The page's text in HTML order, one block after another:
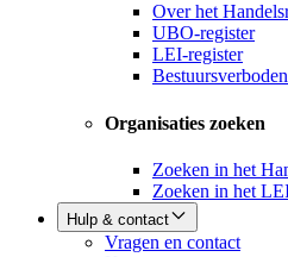
Over het
UBO-register
LEI-register
Organisaties zoeken
Zoeken in het
Zoeken in het
Hulp & contact
Vragen en contact